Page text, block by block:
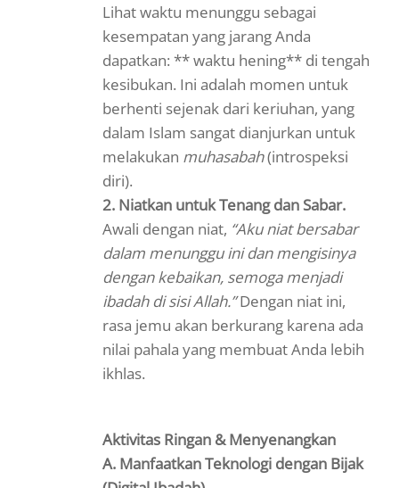
Lihat waktu menunggu sebagai
kesempatan yang jarang Anda
dapatkan: ** waktu hening** di tengah
kesibukan. Ini adalah momen untuk
berhenti sejenak dari keriuhan, yang
dalam Islam sangat dianjurkan untuk
melakukan muhasabah(introspeksi
diri).
2. Niatkan untuk Tenang dan Sabar.
Awali dengan niat, “Aku niat bersabar
dalam menunggu ini dan mengisinya
dengan kebaikan, semoga menjadi
ibadah di sisi Allah.”Dengan niat ini,
rasa jemu akan berkurang karena ada
nilai pahala yang membuat Anda lebih
ikhlas.
Aktivitas Ringan & Menyenangkan
A. Manfaatkan Teknologi dengan Bijak